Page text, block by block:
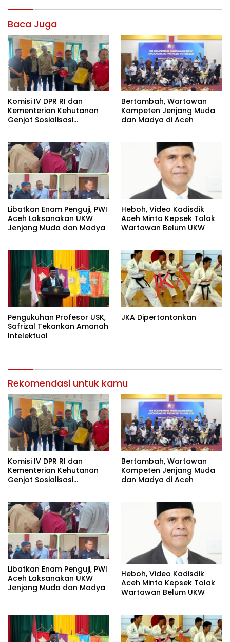
Baca Juga
Komisi IV DPR RI dan
Kementerian Kehutanan
Genjot Sosialisasi
Bertambah, Wartawan
Kompeten Jenjang Muda
dan Madya di Aceh
Libatkan Enam Penguji, PWI
Aceh Laksanakan UKW
Jenjang Muda dan Madya
Heboh, Video Kadisdik
Aceh Minta Kepsek Tolak
Wartawan Belum UKW
Pengukuhan Profesor USK,
Safrizal Tekankan Amanah
Intelektual
JKA Dipertontonkan
Rekomendasi untuk kamu
Komisi IV DPR RI dan
Kementerian Kehutanan
Genjot Sosialisasi
Bertambah, Wartawan
Kompeten Jenjang Muda
dan Madya di Aceh
Libatkan Enam Penguji, PWI
Aceh Laksanakan UKW
Jenjang Muda dan Madya
Heboh, Video Kadisdik
Aceh Minta Kepsek Tolak
Wartawan Belum UKW